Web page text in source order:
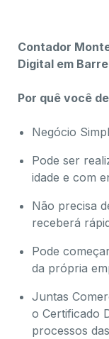
Contador
Digital em
Por quê você
Negócio
Pode ser
idade e com
Não precisa
receberá
Pode
da própria
Juntas
o Certificado
processos